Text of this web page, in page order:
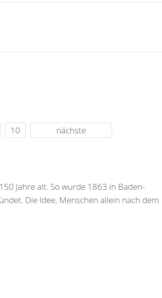
10 nächste
Jahre alt. So wurde 1863 in Baden-
Die Idee, Menschen allein nach dem